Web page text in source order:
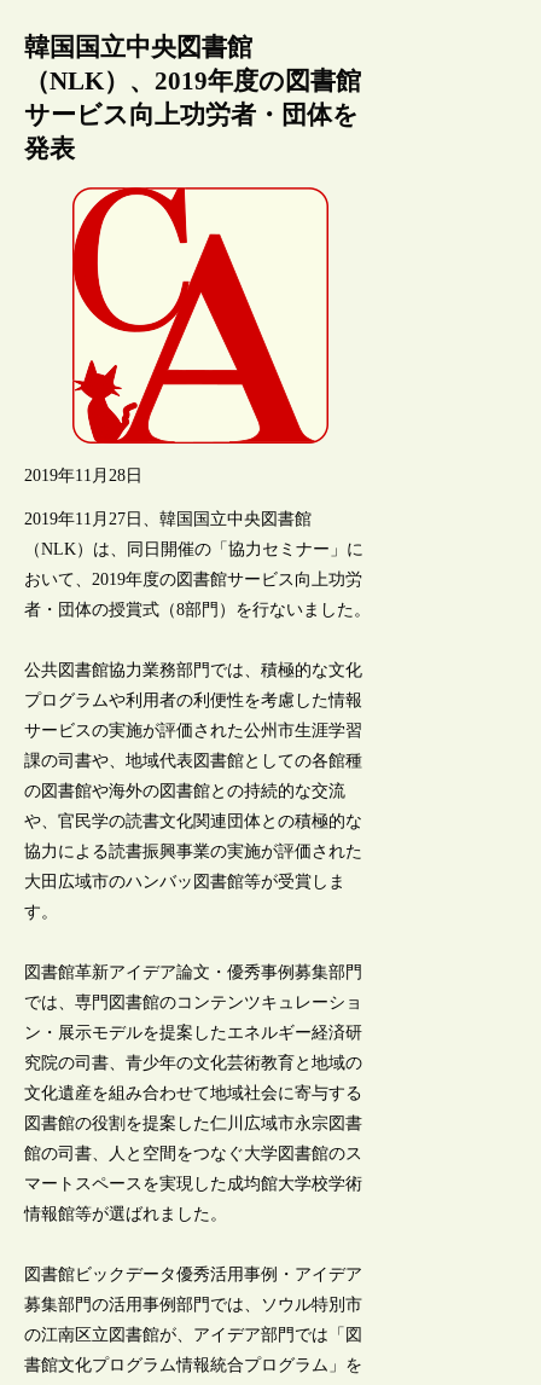
韓国国立中央図書館
（NLK）、2019年度の図書館
サービス向上功労者・団体を
発表
2019年11月28日
2019年11月27日、韓国国立中央図書館
（NLK）は、同日開催の「協力セミナー」に
おいて、2019年度の図書館サービス向上功労
者・団体の授賞式（8部門）を行ないました。
公共図書館協力業務部門では、積極的な文化
プログラムや利用者の利便性を考慮した情報
サービスの実施が評価された公州市生涯学習
課の司書や、地域代表図書館としての各館種
の図書館や海外の図書館との持続的な交流
や、官民学の読書文化関連団体との積極的な
協力による読書振興事業の実施が評価された
大田広域市のハンバッ図書館等が受賞しま
す。
図書館革新アイデア論文・優秀事例募集部門
では、専門図書館のコンテンツキュレーショ
ン・展示モデルを提案したエネルギー経済研
究院の司書、青少年の文化芸術教育と地域の
文化遺産を組み合わせて地域社会に寄与する
図書館の役割を提案した仁川広域市永宗図書
館の司書、人と空間をつなぐ大学図書館のス
マートスペースを実現した成均館大学校学術
情報館等が選ばれました。
図書館ビックデータ優秀活用事例・アイデア
募集部門の活用事例部門では、ソウル特別市
の江南区立図書館が、アイデア部門では「図
書館文化プログラム情報統合プログラム」を